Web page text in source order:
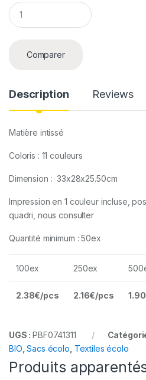
Q
u
a
Comparer
Description Reviews
Matière intissé
Coloris : 11 couleurs
Dimension : 33x28x25.50cm
Impression en 1 couleur incluse,
quadri, nous consulter
Quantité minimum : 50ex
100ex 250ex
2.38€/pcs 2.16€/pcs
UGS :PBF0741311
BIO ,Sacs écolo Textiles écolo
Produits